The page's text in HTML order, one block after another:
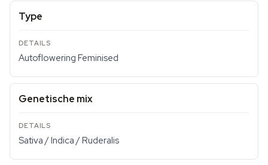
Type
Autoflowering Feminised
Genetische mix
Sativa / Indica / Ruderalis